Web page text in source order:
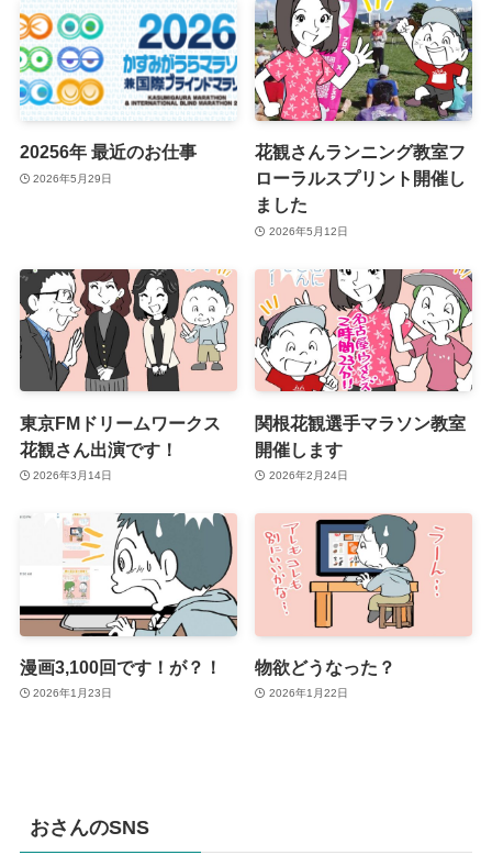
20256年 最近のお仕事
2026年5月29日
花観さんランニング教室フ
ローラルスプリント開催し
ました
2026年5月12日
東京FMドリームワークス
花観さん出演です！
2026年3月14日
関根花観選手マラソン教室
開催します
2026年2月24日
漫画3,100回です！が？！
2026年1月23日
物欲どうなった？
2026年1月22日
おさんのSNS